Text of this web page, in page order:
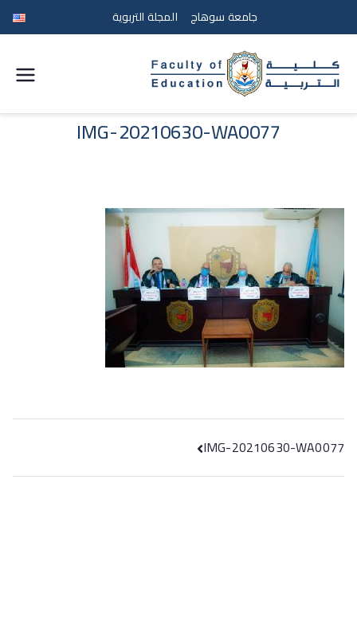
جامعة سوهاج المجلة التربوية
التربية
سوهاج
IMG-20210630-WA0077
IMG-20210630-WA0077